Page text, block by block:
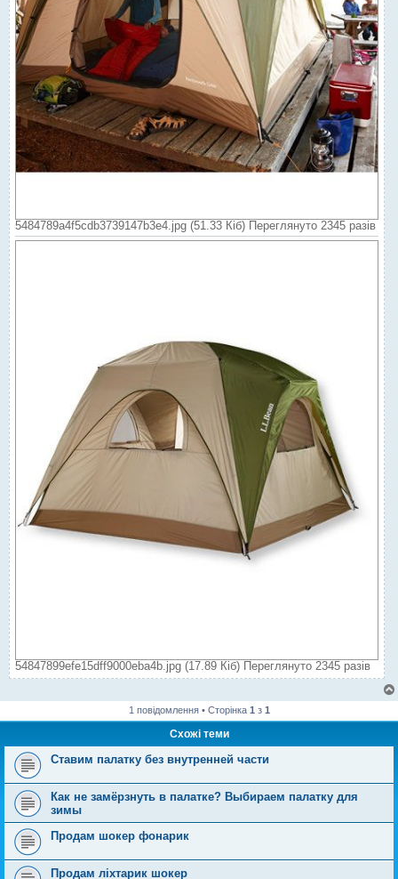
5484789a4f5cdb3739147b3e4.jpg (51.33 Кіб) Переглянуто 2345 разів
54847899efe15dff9000eba4b.jpg (17.89 Кіб) Переглянуто 2345 разів
1 повідомлення • Сторінка 1 з 1
Схожі теми
Ставим палатку без внутренней части
Как не замёрзнуть в палатке? Выбираем палатку для
зимы
Продам шокер фонарик
Продам ліхтарик шокер